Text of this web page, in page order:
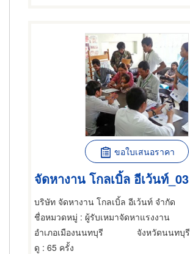
ขอใบเสนอราคา
จัดหางาน โกลเบิ้ล อีเว้นท์_03
บริษัท จัดหางาน โกลเบิ้ล อีเว้นท์ จำกัด
ชื่อหมวดหมู่ : ผู้รับเหมาจัดหาแรงงาน
อำเภอเมืองนนทบุรี
จังหวัดนนทบุรี
ดู : 65 ครั้ง